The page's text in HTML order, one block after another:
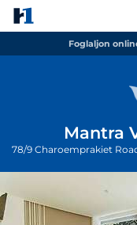
Foglaljon
Mantra
78/9 Charoemprakiet